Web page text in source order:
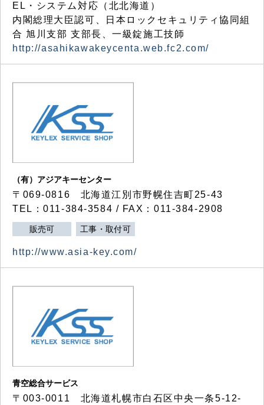
EL・システム対応（北北海道）
内閣総理大臣認可、日本ロックセキュリティ協同組
合 旭川支部 支部長、一級錠施工技師
http://asahikawakeycenta.web.fc2.com/
（有）アジアキーセンター
〒069-0816 北海道江別市野幌住吉町25-43
TEL：011-384-3584 / FAX：011-384-2908
販売可 工事・取付可
http://www.asia-key.com/
青空総合サービス
〒003-0011 北海道札幌市白石区中央一条5-12-